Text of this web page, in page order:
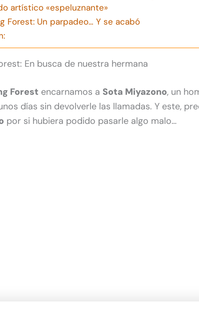
artístico «espeluznante»
Forest: Un parpadeo… Y se acabó
En busca de nuestra hermana
Forest encarnamos a Sota Miyazono, un
días sin devolverle las llamadas. Y este,
por si hubiera podido pasarle algo malo…